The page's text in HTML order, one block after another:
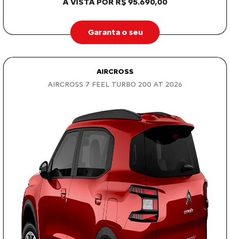
Garanta o seu
AIRCROSS
AIRCROSS 7 FEEL TURBO 200 AT 2026